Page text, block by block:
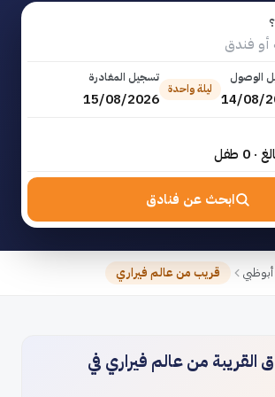
الوصول
14/08/
ليلة واحدة
تسجيل المغادرة
15/08/2026
ابحث عن فنادق
أبوظبي قريب من عالم فيراري
القريبة من عالم فيراري في